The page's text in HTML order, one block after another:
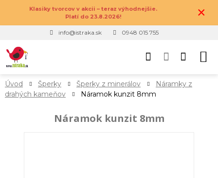
Klasiky tvorcov v akcii – teraz výhodnejšie.
Platí do 23.8.2026!
×
info@istraka.sk 0948 015 755
Úvod Šperky Šperky z minerálov
Náramky z
drahých kameňov
Náramok kunzit 8mm
Náramok kunzit 8mm